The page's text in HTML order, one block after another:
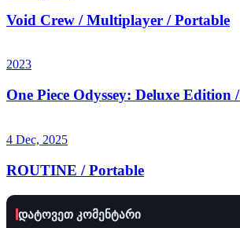
Void Crew / Multiplayer / Portable
2023
One Piece Odyssey: Deluxe Edition
4 Dec, 2025
ROUTINE / Portable
დატოვეთ კომენტარი